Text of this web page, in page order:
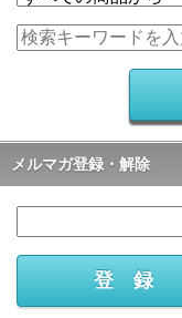
メルマガ登録・解除